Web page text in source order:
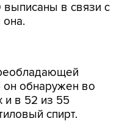
выписаны в связи с
она.
он обнаружен во
и в 52 из 55
спирт.